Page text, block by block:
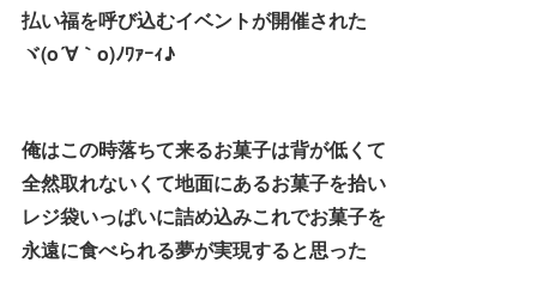
払い福を呼び込むイベントが開催された
ヾ(o´∀｀o)ﾉﾜｧｰｨ♪
俺はこの時落ちて来るお菓子は背が低くて
全然取れないくて地面にあるお菓子を拾い
レジ袋いっぱいに詰め込みこれでお菓子を
永遠に食べられる夢が実現すると思った